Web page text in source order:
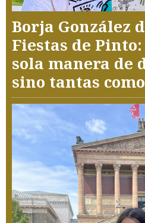
Borja González
Fiestas de
sola manera de
sino tantas